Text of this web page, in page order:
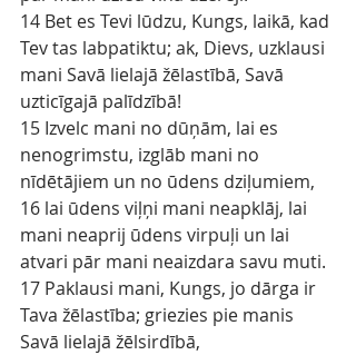
14 Bet es Tevi lūdzu, Kungs, laikā, kad
Tev tas labpatiktu; ak, Dievs, uzklausi
mani Savā lielajā žēlastībā, Savā
uzticīgajā palīdzībā!
15 Izvelc mani no dūņām, lai es
nenogrimstu, izglāb mani no
nīdētājiem un no ūdens dziļumiem,
16 lai ūdens viļņi mani neapklāj, lai
mani neaprij ūdens virpuļi un lai
atvari pār mani neaizdara savu muti.
17 Paklausi mani, Kungs, jo dārga ir
Tava žēlastība; griezies pie manis
Savā lielajā žēlsirdībā,